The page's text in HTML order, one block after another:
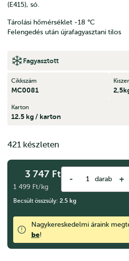
(E415), só.
Tárolási hőmérséklet ‐18 °C
Felengedés után újrafagyasztani tilos
Fagyasztott
Cikkszám
MC0081
Karton
12.5 kg / karton
421 készleten
3 747 Ft
1 499 Ft/kg
- darab +
Becsült összsúly: 2.5 kg
Nagykereskedelmi áraink
be!